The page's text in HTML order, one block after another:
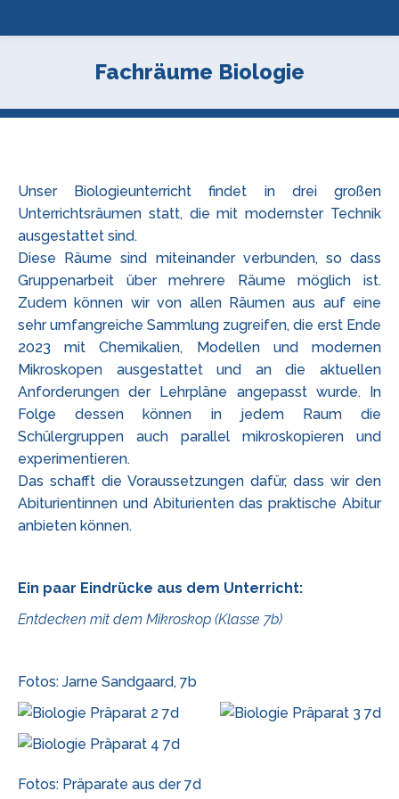
Fachräume Biologie
Unser Biologieunterricht findet in drei großen
Unterrichtsräumen statt, die mit modernster Technik
ausgestattet sind.
Diese Räume sind miteinander verbunden, so dass
Gruppenarbeit über mehrere Räume möglich ist.
Zudem können wir von allen Räumen aus auf eine
sehr umfangreiche Sammlung zugreifen, die erst Ende
2023 mit Chemikalien, Modellen und modernen
Mikroskopen ausgestattet und an die aktuellen
Anforderungen der Lehrpläne angepasst wurde. In
Folge dessen können in jedem Raum die
Schülergruppen auch parallel mikroskopieren und
experimentieren.
Das schafft die Voraussetzungen dafür, dass wir den
Abiturientinnen und Abiturienten das praktische Abitur
anbieten können.
Ein paar Eindrücke aus dem Unterricht:
Entdecken mit dem Mikroskop (Klasse 7b)
Fotos: Jarne Sandgaard, 7b
Fotos: Präparate aus der 7d